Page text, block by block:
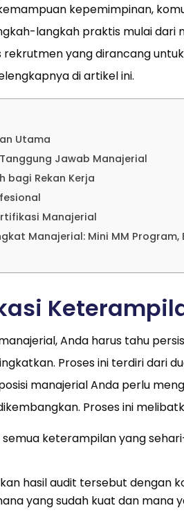
kepemimpinan,
langkah praktis mulai dari
yang dirancang
di artikel ini.
Utama
Jawab Manajerial
bagi Rekan Kerja
Manajerial
Manajerial: Mini MM
Anda harus tahu
Proses ini terdiri dari
manajerial Anda perlu
Proses ini
keterampilan yang
hasil audit tersebut dengan
yang sudah kuat dan mana